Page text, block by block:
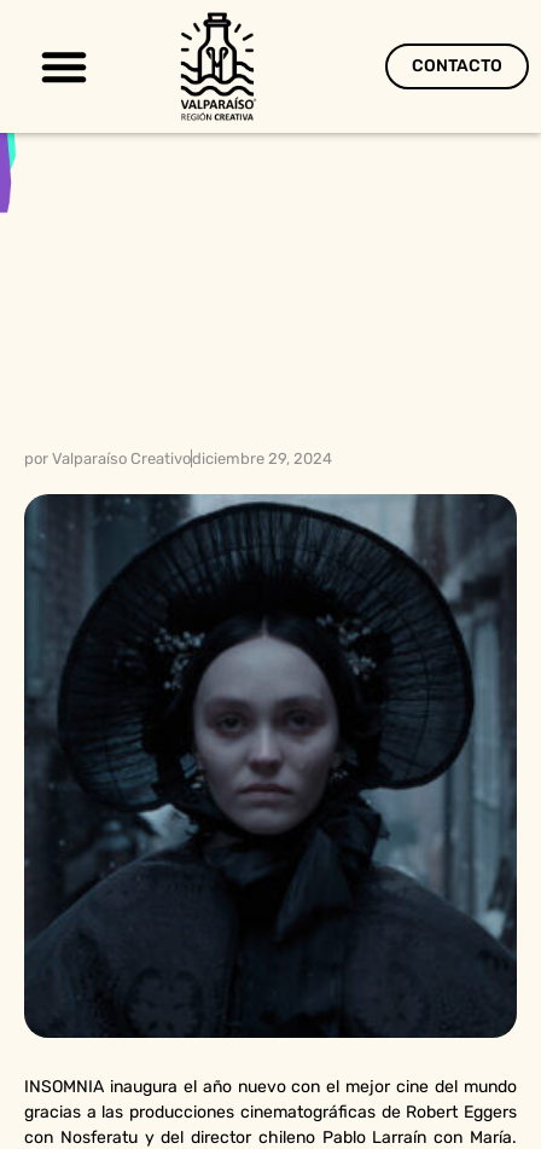
CONTACTO
por Valparaíso Creativodiciembre 29, 2024
INSOMNIA inaugura el año nuevo con el mejor cine del mundo
gracias a las producciones cinematográficas de Robert Eggers
con Nosferatu y del director chileno Pablo Larraín con María.